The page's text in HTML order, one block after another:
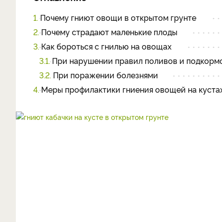
1. Почему гниют овощи в открытом грунте
2. Почему страдают маленькие плоды
3. Как бороться с гнилью на овощах
3.1. При нарушении правил поливов и
3.2. При поражении болезнями
4. Меры профилактики гниения овощей на